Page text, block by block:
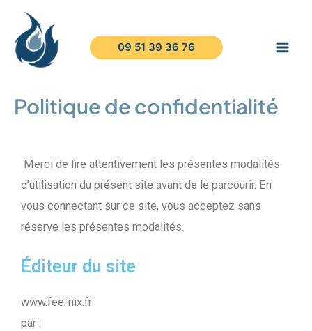
09 51 39 36 76
Politique de confidentialité
Merci de lire attentivement les présentes modalités
d’utilisation du présent site avant de le parcourir. En
vous connectant sur ce site, vous acceptez sans
réserve les présentes modalités.
Éditeur du site
www.fee-nix.fr
par :